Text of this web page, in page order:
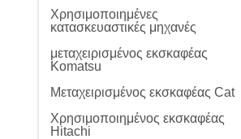
Χρησιμοποιημένες
κατασκευαστικές μηχανές
μεταχειρισμένος εκσκαφέας
Komatsu
Μεταχειρισμένος εκσκαφέας Cat
Χρησιμοποιημένος εκσκαφέας
Hitachi